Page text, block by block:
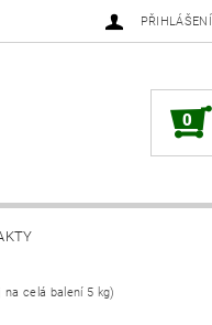
PŘIHLÁŠENÍ
0
na celá balení 5 kg)